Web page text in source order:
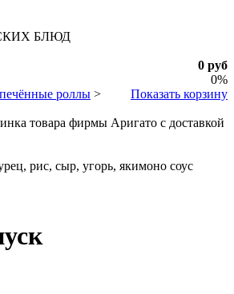
БЛЮД
0 руб
0%
Показать корзину
роллы >
рис, сыр, угорь, якимоно соус